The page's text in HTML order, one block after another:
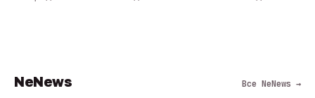
NeNews Все NeNews →